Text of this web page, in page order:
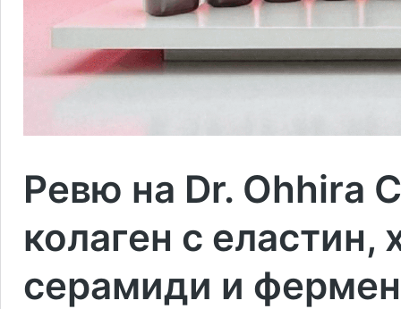
Ревю на Dr. Ohhira
колаген с еластин,
серамиди и